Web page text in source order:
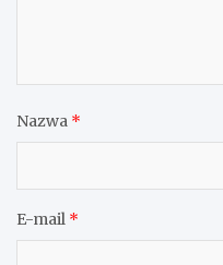
Nazwa *
E-mail *